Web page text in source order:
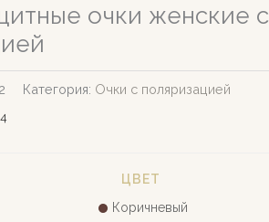
очки женские с
Категория: Очки с поляризацией
ЦВЕТ
Коричневый